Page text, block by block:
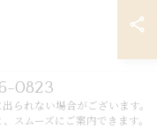
法
味を活かすために
0823
られない場合がございます。
スムーズにご案内できます。